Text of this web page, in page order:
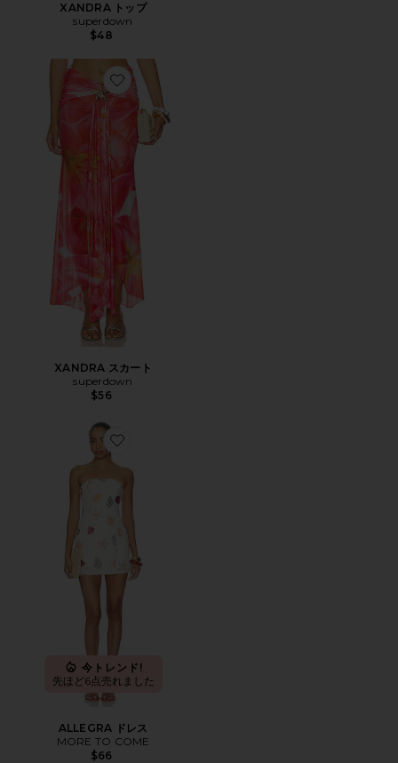
XANDRA トップ
superdown
$48
Favorite XANDRA スカート
XANDRA スカート
superdown
$56
Favorite ALLEGRA ドレス
今トレンド!
先ほど6点売れました
ALLEGRA ドレス
MORE TO COME
$66